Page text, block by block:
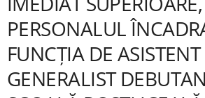
PERSONALUL
FUNCȚIA DE
GENERALIST